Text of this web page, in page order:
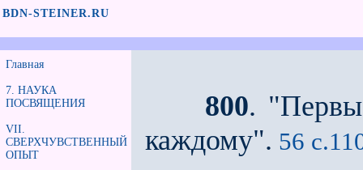
BDN-STEINER.RU
Главная
7. НАУКА
ПОСВЯЩЕНИЯ
VII.
СВЕРХЧУВСТВЕННЫЙ
ОПЫТ
800.
каждому". 56